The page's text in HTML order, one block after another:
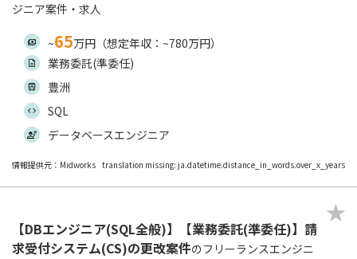
ジニア案件・求人
~65万円（想定年収：~780万円）
業務委託(準委任)
豊洲
SQL
データベースエンジニア
情報提供元：Midworks translation missing: ja.datetime.distance_in_words.over_x_years
【DBエンジニア(SQL全般)】【業務委託(準委任)】請
求受付システム(CS)の更改案件のフリーランスエンジニ